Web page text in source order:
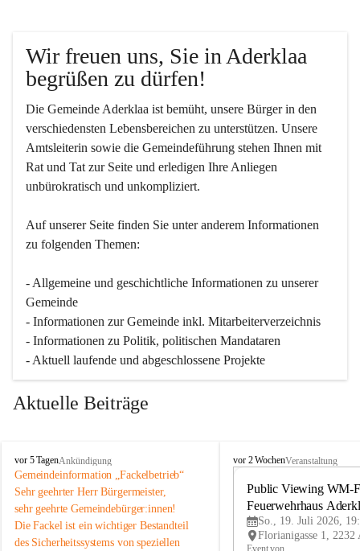
Wir freuen uns, Sie in Aderklaa
begrüßen zu dürfen!
Die Gemeinde Aderklaa ist bemüht, unsere Bürger in den
verschiedensten Lebensbereichen zu unterstützen. Unsere
Amtsleiterin sowie die Gemeindeführung stehen Ihnen mit
Rat und Tat zur Seite und erledigen Ihre Anliegen
unbürokratisch und unkompliziert.
Auf unserer Seite finden Sie un­ter an­de­rem Informationen
zu folgenden Themen:
- Allgemeine und geschichtliche Informationen zu unserer
Gemeinde
- Informationen zur Gemeinde inkl. Mitarbeiterverzeichnis
- Informationen zu Politik, politischen Mandataren
- Aktuell laufende und abgeschlossene Projekte
Aktuelle Beiträge
A
d
e
r
k
l
a
vor 5 TagenAnkündigung
Gemeindeinformation „Fackelbetrieb“
Sehr geehrter Herr Bürgermeister,
sehr geehrte Gemeindebürger:innen!
Die Fackel ist ein wichtiger Bestandteil
des Sicherheitssystems von speziellen
A
vor 2 WochenVeranstaltung
Public Viewing WM-
Feuerwehrhaus
So., 19. Juli 2026,
Event von